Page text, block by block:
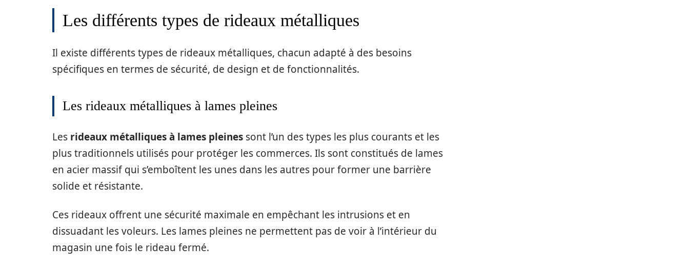
Les différents types de rideaux métalliques
Il existe différents types de rideaux métalliques, chacun adapté à des besoins
spécifiques en termes de sécurité, de design et de fonctionnalités.
Les rideaux métalliques à lames pleines
Les rideaux métalliques à lames pleines sont l’un des types les plus courants et les
plus traditionnels utilisés pour protéger les commerces. Ils sont constitués de lames
en acier massif qui s’emboîtent les unes dans les autres pour former une barrière
solide et résistante.
Ces rideaux offrent une sécurité maximale en empêchant les intrusions et en
dissuadant les voleurs. Les lames pleines ne permettent pas de voir à l’intérieur du
magasin une fois le rideau fermé.